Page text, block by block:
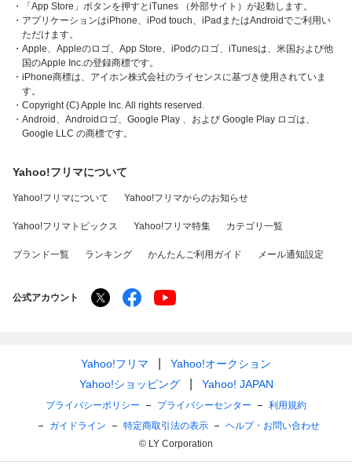
・「App Store」ボタンを押すとiTunes （外部サイト）が起動します。
・アプリケーションはiPhone、iPod touch、iPadまたはAndroidでご利用い
ただけます。
・Apple、Appleのロゴ、App Store、iPodのロゴ、iTunesは、米国および他
国のApple Inc.の登録商標です。
・iPhone商標は、アイホン株式会社のライセンスに基づき使用されていま
す。
・Copyright (C) Apple Inc. All rights reserved.
・Android、Androidロゴ、Google Play 、および Google Play ロゴは、
Google LLC の商標です。
Yahoo!フリマについて
Yahoo!フリマについて Yahoo!フリマからのお知らせ
Yahoo!フリマトピックス Yahoo!フリマ特集 カテゴリ一覧
ブランド一覧 ランキング かんたんご利用ガイド メール通知設定
公式アカウント
Yahoo!フリマ
Yahoo!オークション
Yahoo!ショッピング
Yahoo! JAPAN
プライバシーポリシー プライバシーセンター
利用規約
ガイドライン
特定商取引法の表示
ヘルプ・お問い合わせ
© LY Corporation